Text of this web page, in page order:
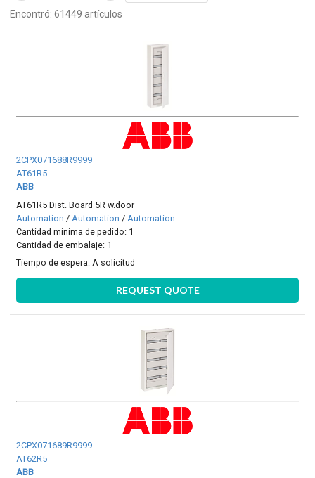
Encontró: 61449 artículos
2CPX071688R9999
AT61R5
ABB
AT61R5 Dist. Board 5R w.door
Automation / Automation / Automation
Cantidad mínima de pedido: 1
Cantidad de embalaje: 1
Tiempo de espera: A solicitud
REQUEST QUOTE
2CPX071689R9999
AT62R5
ABB